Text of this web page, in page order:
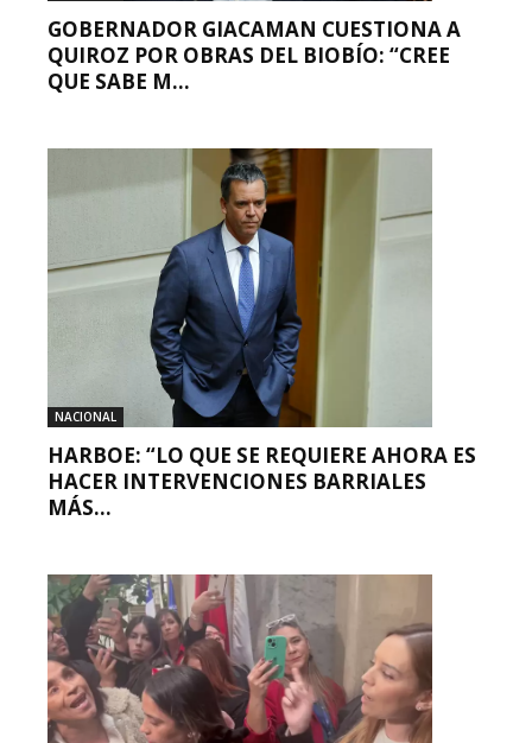
GOBERNADOR GIACAMAN CUESTIONA A
QUIROZ POR OBRAS DEL BIOBÍO: “CREE
QUE SABE M...
NACIONAL
HARBOE: “LO QUE SE REQUIERE AHORA ES
HACER INTERVENCIONES BARRIALES
MÁS...